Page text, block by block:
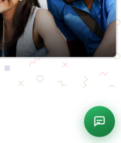
(или так называемые
частью проверки уровня
выпускников ВУЗов. Данная